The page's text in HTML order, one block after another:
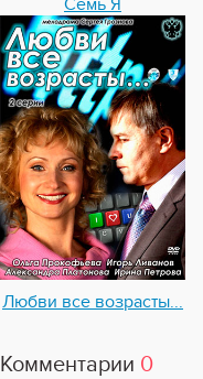
Семь Я
Любви все возрасты...
Комментарии 0